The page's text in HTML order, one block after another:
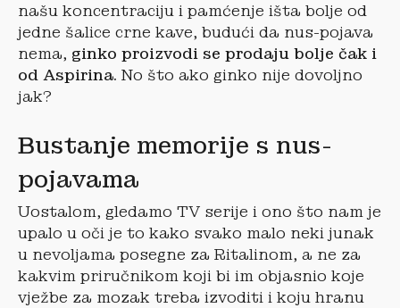
našu koncentraciju i pamćenje išta bolje od
jedne šalice crne kave, budući da nus-pojava
nema, ginko proizvodi se prodaju bolje čak i
od Aspirina. No što ako ginko nije dovoljno
jak?
Bustanje memorije s nus-
pojavama
Uostalom, gledamo TV serije i ono što nam je
upalo u oči je to kako svako malo neki junak
u nevoljama posegne za Ritalinom, a ne za
kakvim priručnikom koji bi im objasnio koje
vježbe za mozak treba izvoditi i koju hranu